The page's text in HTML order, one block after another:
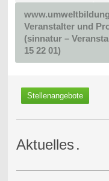
Veranstalter und
(sinnatur –
15 22 01)
Stellenangebote
Aktuelles .